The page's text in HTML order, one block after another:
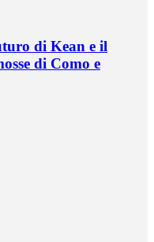
di Kean e il
di Como e